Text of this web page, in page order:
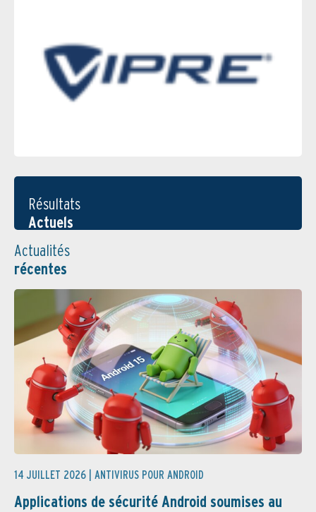
Résultats
Actuels
Actualités
récentes
14 JUILLET 2026 | ANTIVIRUS POUR ANDROID
Applications de sécurité Android soumises au